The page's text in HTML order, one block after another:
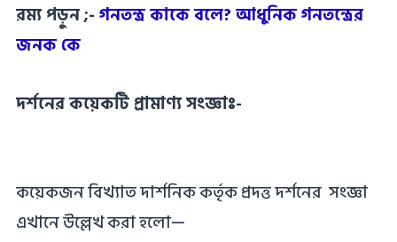
রম্য পড়ুন ;-গনতন্ত্র কাকে বলে? আধুনিক গনতন্ত্রের
জনক কে
দর্শনের কয়েকটি প্রামাণ্য সংজ্ঞাঃ-
কয়েকজন বিখ্যাত দার্শনিক কর্তৃক প্রদত্ত দর্শনের সংজ্ঞা
এখানে উল্লেখ করা হলো—